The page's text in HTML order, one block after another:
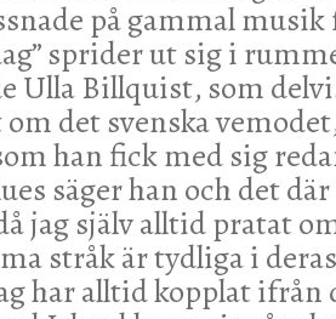
på gammal musik
sprider ut sig i
Ulla Billquist, som
det svenska
han fick med sig
säger han och det
jag själv alltid pratat
stråk är tydliga i
har alltid kopplat ifrån